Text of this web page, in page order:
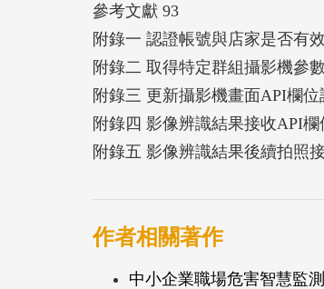
參考文獻 93
附錄一 認證帳號與店家是否有
附錄二 取得特定群組攝影機參
附錄三 更新攝影機畫面API欄位
附錄四 影像辨識結果接收API欄
附錄五 影像辨識結果後續拍照
作者相關著作
中小企業職場危害智慧監